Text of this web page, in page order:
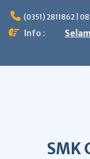
content
(0351) 2811862 |
Info :
SMK